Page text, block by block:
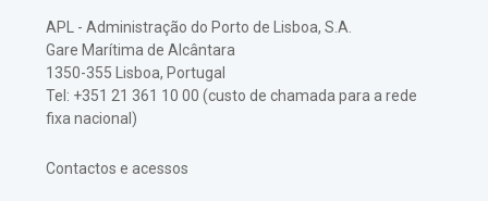
APL - Administração do Porto de Lisboa, S.A.
Gare Marítima de Alcântara
1350-355 Lisboa, Portugal
Tel: +351 21 361 10 00 (custo de chamada para a rede
fixa nacional)
Contactos e acessos